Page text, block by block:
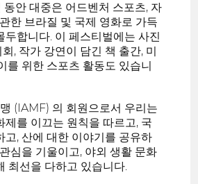
동안 대중은 어드벤처 스포츠, 자
한 브라질 및 국제 영화로 가득
두합니다. 이 페스티벌에는 사진
, 작가 강연이 담긴 책 출간, 미
를 위한 스포츠 활동도 있습니
(IAMF) 의 회원으로서 우리는
제를 이끄는 원칙을 따르고, 국
고, 산에 대한 이야기를 공유하
심을 기울이고, 야외 생활 문화
최선을 다하고 있습니다.